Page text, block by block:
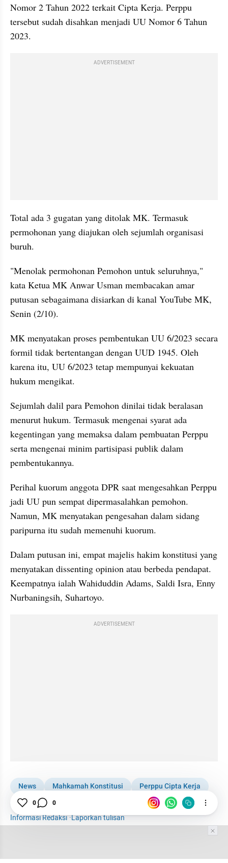
Nomor 2 Tahun 2022 terkait Cipta Kerja. Perppu
tersebut sudah disahkan menjadi UU Nomor 6 Tahun
2023.
ADVERTISEMENT
Total ada 3 gugatan yang ditolak MK. Termasuk
permohonan yang diajukan oleh sejumlah organisasi
buruh.
"Menolak permohonan Pemohon untuk seluruhnya,"
kata Ketua MK Anwar Usman membacakan amar
putusan sebagaimana disiarkan di kanal YouTube MK,
Senin (2/10).
MK menyatakan proses pembentukan UU 6/2023 secara
formil tidak bertentangan dengan UUD 1945. Oleh
karena itu, UU 6/2023 tetap mempunyai kekuatan
hukum mengikat.
Sejumlah dalil para Pemohon dinilai tidak beralasan
menurut hukum. Termasuk mengenai syarat ada
kegentingan yang memaksa dalam pembuatan Perppu
serta mengenai minim partisipasi publik dalam
pembentukannya.
Perihal kuorum anggota DPR saat mengesahkan Perppu
jadi UU pun sempat dipermasalahkan pemohon.
Namun, MK menyatakan pengesahan dalam sidang
paripurna itu sudah memenuhi kuorum.
Dalam putusan ini, empat majelis hakim konstitusi yang
menyatakan dissenting opinion atau berbeda pendapat.
Keempatnya ialah Wahiduddin Adams, Saldi Isra, Enny
Nurbaningsih, Suhartoyo.
ADVERTISEMENT
News Mahkamah Konstitusi
Perppu Cipta Kerja
UU Cipta Kerja
Informasi Redaksi·Laporkan tulisan
0 0